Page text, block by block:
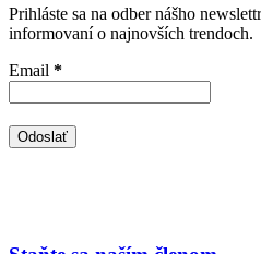
Prihláste sa na odber nášho
informovaní o najnovších trendoch.
Email *